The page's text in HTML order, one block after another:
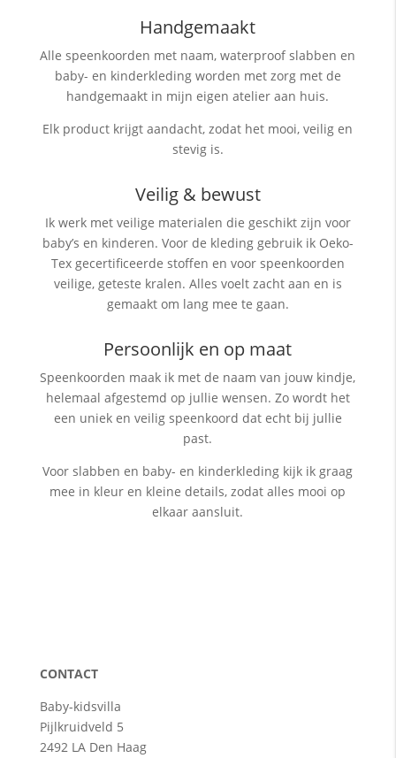
Handgemaakt
Alle speenkoorden met naam, waterproof slabbenen
baby- en kinderkleding worden met zorg met de
handgemaakt in mijn eigen atelier aan huis.
Elk product krijgt aandacht, zodat het mooi, veilig en
stevig is.
Veilig & bewust
Ik werk met veilige materialen die geschikt zijn voor
baby’s en kinderen. Voor de kleding gebruik ik Oeko-
Tex gecertificeerde stoffen en voor speenkoorden
veilige, geteste kralen. Alles voelt zacht aan en is
gemaakt om lang mee te gaan.
Persoonlijk en op maat
Speenkoorden maak ik met de naam van jouw kindje,
helemaal afgestemd op jullie wensen. Zo wordt het
een uniek en veilig speenkoord dat echt bij jullie
past.
Voor slabben en baby- en kinderkleding kijk ik graag
mee in kleur en kleine details, zodat alles mooi op
elkaar aansluit.
CONTACT
Baby-kidsvilla
Pijlkruidveld 5
2492 LA Den Haag